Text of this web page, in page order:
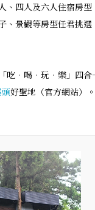
、四人及六人住宿房
、景觀等房型任君挑
吃．喝．玩．樂」四
頭好聖地（官方網站）。